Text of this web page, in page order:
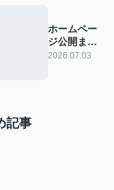
ホームペー
ジ公開まで
あと少し…
2026.07.03
記事